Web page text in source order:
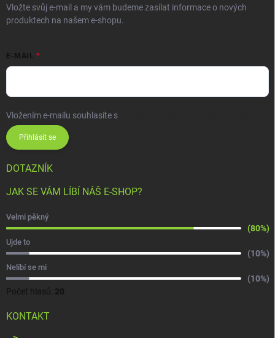
Vložte svůj e-mail a my vám budeme zasílat informace o nových
produktech na našem e-shopu.
E-MAIL
Vložením e-mailu souhlasíte s
Přihlásit se
DOTAZNÍK
JAK SE VÁM LÍBÍ NÁŠ E-SHOP?
Velmi pěkný
(80%)
Ujde to
(10%)
Nelíbí se mi
(10%)
Počet hlasů: 20
KONTAKT